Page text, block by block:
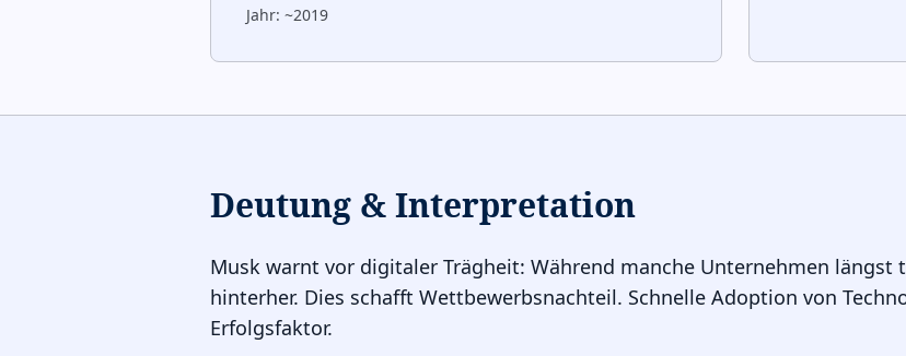
Jahr: ~2019
Deutung & Interpretation
Musk warnt vor digitaler Trägheit: Während manche Unternehmen
hinterher. Dies schafft Wettbewerbsnachteil. Schnelle Adoption von
Erfolgsfaktor.